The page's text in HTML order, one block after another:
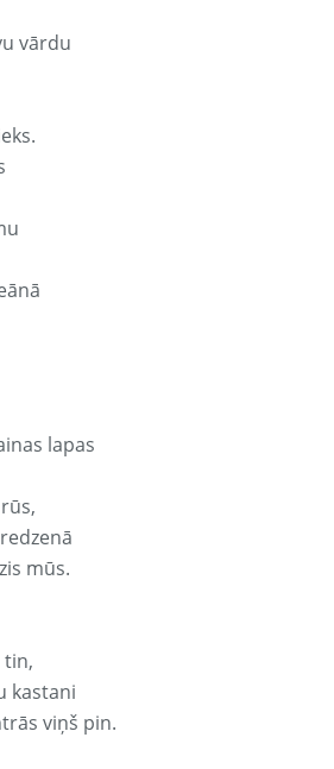
vārdu
lapas
mūs.
tin,
kastani
viņš pin.